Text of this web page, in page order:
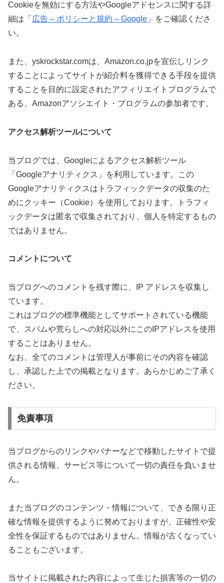
Cookieを無効にする方法やGoogleアドセンスに関する詳
細は「 広告 – ポリシーと規約 – Google 」をご確認くださ
い。
また、yskrockstar.comは、Amazon.co.jpを宣伝しリンク
することによってサイトが紹介料を獲得できる手段を提供
することを目的に設定されたアフィリエイトプログラムで
ある、Amazonアソシエイト・プログラムの参加者です。
アクセス解析ツールについて
当ブログでは、Googleによるアクセス解析ツール
「Googleアナリティクス」を利用しています。この
Googleアナリティクスはトラフィックデータの収集のた
めにクッキー（Cookie）を使用しております。トラフィ
ックデータは匿名で収集されており、個人を特定するもの
ではありません。
コメントについて
当ブログへのコメントを残す際に、IP アドレスを収集し
ています。
これはブログの標準機能としてサポートされている機能
で、スパムや荒らしへの対応以外にこのIPアドレスを使用
することはありません。
なお、全てのコメントは管理人が事前にその内容を確認
し、承認した上での掲載となります。あらかじめご了承く
ださい。
免責事項
当ブログからのリンクやバナーなどで移動したサイトで提
供される情報、サービス等について一切の責任を負いませ
ん。
また当ブログのコンテンツ・情報について、できる限り正
確な情報を提供するように努めておりますが、正確性や安
全性を保証するものではありません。情報が古くなってい
ることもございます。
当サイトに掲載された内容によって生じた損害等の一切の